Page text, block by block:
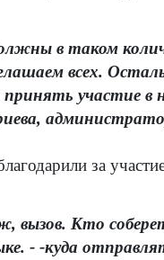
в таком
всех.
участие в
за
вызов. Кто
- -куда